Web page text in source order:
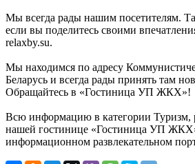
Мы всегда рады нашим посетителям.
если вы поделитесь своими
relaxby.su.
Мы находимся по адресу
Беларусь и всегда рады принять там
Обращайтесь в «Гостиница УП ЖКХ»!
Всю информацию в категории Туризм,
нашей гостинице «Гостиница УП
информационном развлекательном